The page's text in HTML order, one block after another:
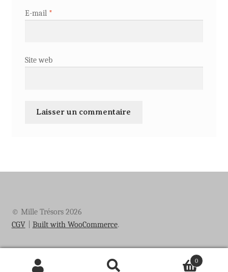
E-mail *
Site web
© Mille Trésors 2026
CGV
Built with WooCommerce.
0